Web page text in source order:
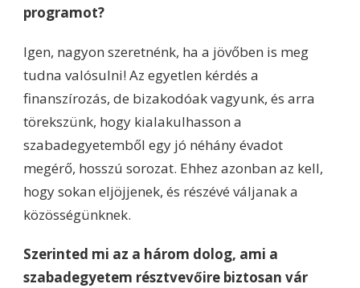
programot?
Igen, nagyon szeretnénk, ha a jövőben is meg
tudna valósulni! Az egyetlen kérdés a
finanszírozás, de bizakodóak vagyunk, és arra
törekszünk, hogy kialakulhasson a
szabadegyetemből egy jó néhány évadot
megérő, hosszú sorozat. Ehhez azonban az kell,
hogy sokan eljöjjenek, és részévé váljanak a
közösségünknek.
Szerinted mi az a három dolog, ami a
szabadegyetem résztvevőire biztosan vár